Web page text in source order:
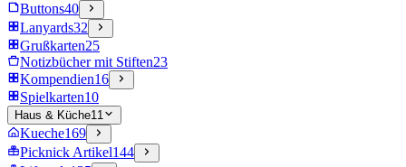
Buttons40
Lanyards32
Grußkarten25
Notizbücher mit Stiften23
Kompendien16
Spielkarten10
Haus & Küche11
Kueche169
Picknick Artikel144